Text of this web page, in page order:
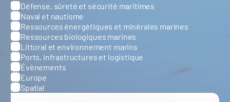
Catégories
Défense, sûreté et sécurité maritimes
Naval et nautisme
Ressources énergétiques et minérales marines
Ressources biologiques marines
Littoral et environnement marins
Ports, infrastructures et logistique
Évènements
Europe
Spatial